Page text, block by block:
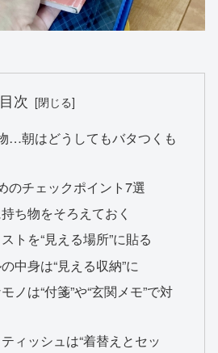
目次
…朝はどうしてもバタつくも
のチェックポイント7選
ち物をそろえておく
トを“見える場所”に貼る
中身は“見える収納”に
ノは“付箋”や“玄関メモ”で対
ィッシュは“着替えとセッ